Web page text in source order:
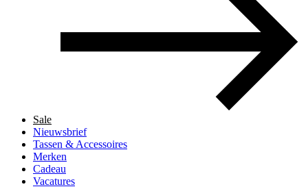
Sale
Nieuwsbrief
Tassen & Accessoires
Merken
Cadeau
Vacatures